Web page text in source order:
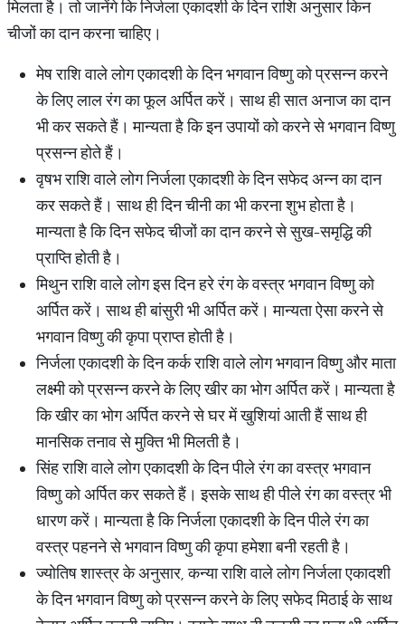
मिलता है। तो जानेंगे कि निर्जला एकादशी के दिन राशि अनुसार किन
चीजों का दान करना चाहिए।
मेष राशि वाले लोग एकादशी के दिन भगवान विष्णु को प्रसन्न करने
के लिए लाल रंग का फूल अर्पित करें। साथ ही सात अनाज का दान
भी कर सकते हैं। मान्यता है कि इन उपायों को करने से भगवान विष्णु
प्रसन्न होते हैं।
वृषभ राशि वाले लोग निर्जला एकादशी के दिन सफेद अन्न का दान
कर सकते हैं। साथ ही दिन चीनी का भी करना शुभ होता है।
मान्यता है कि दिन सफेद चीजों का दान करने से सुख-समृद्धि की
प्राप्ति होती है।
मिथुन राशि वाले लोग इस दिन हरे रंग के वस्त्र भगवान विष्णु को
अर्पित करें। साथ ही बांसुरी भी अर्पित करें। मान्यता ऐसा करने से
भगवान विष्णु की कृपा प्राप्त होती है।
निर्जला एकादशी के दिन कर्क राशि वाले लोग भगवान विष्णु और माता
लक्ष्मी को प्रसन्न करने के लिए खीर का भोग अर्पित करें। मान्यता है
कि खीर का भोग अर्पित करने से घर में खुशियां आती हैं साथ ही
मानसिक तनाव से मुक्ति भी मिलती है।
सिंह राशि वाले लोग एकादशी के दिन पीले रंग का वस्त्र भगवान
विष्णु को अर्पित कर सकते हैं। इसके साथ ही पीले रंग का वस्त्र भी
धारण करें। मान्यता है कि निर्जला एकादशी के दिन पीले रंग का
वस्त्र पहनने से भगवान विष्णु की कृपा हमेशा बनी रहती है।
ज्योतिष शास्त्र के अनुसार, कन्या राशि वाले लोग निर्जला एकादशी
के दिन भगवान विष्णु को प्रसन्न करने के लिए सफेद मिठाई के साथ